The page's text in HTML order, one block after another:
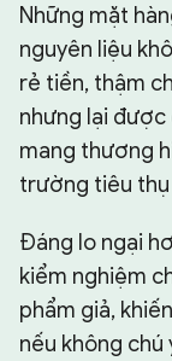
Những mặt
nguyên liệu
rẻ tiền, thậm
nhưng lại
mang thương
trường tiêu
Đáng lo ngại
kiểm nghiệm
phẩm giả,
nếu không chú